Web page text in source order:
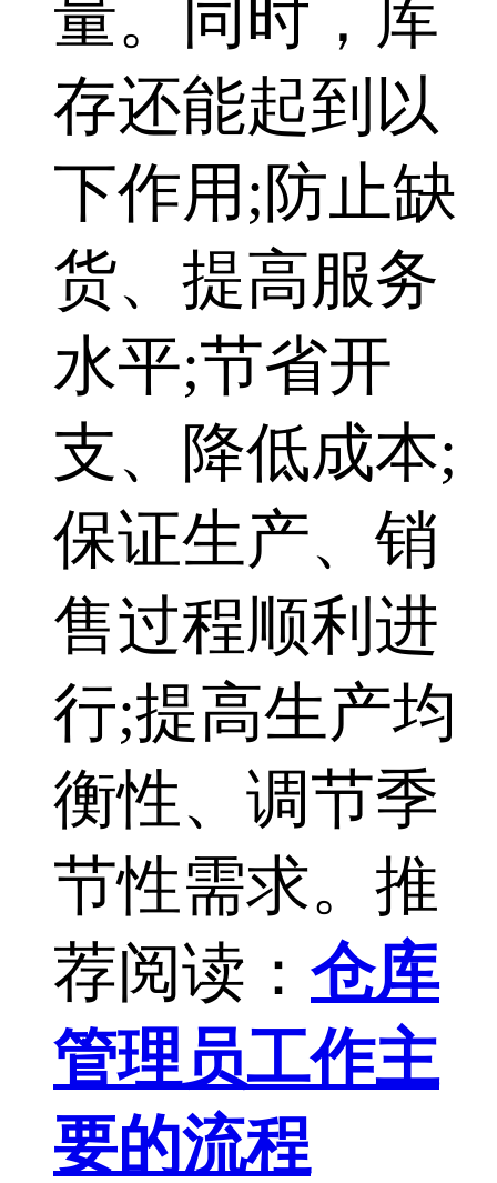
量。同时，库
存还能起到以
下作用;防止缺
货、提高服务
水平;节省开
支、降低成本;
保证生产、销
售过程顺利进
行;提高生产均
衡性、调节季
节性需求。推
荐阅读： 仓库
管理员工作主
要的流程